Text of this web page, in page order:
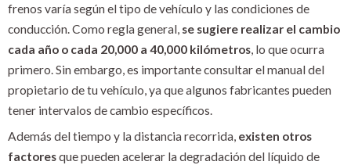
frenos varía según el tipo de vehículo y las condiciones de
conducción. Como regla general, se sugiere realizar el cambio
cada año o cada 20,000 a 40,000 kilómetros , lo que ocurra
primero. Sin embargo, es importante consultar el manual del
propietario de tu vehículo, ya que algunos fabricantes pueden
tener intervalos de cambio específicos.
Además del tiempo y la distancia recorrida, existen otros
factoresque pueden acelerar la degradación del líquido de